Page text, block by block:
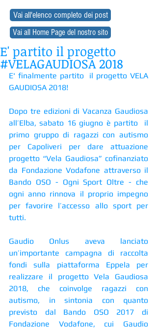
Vai all'elenco completo dei post
Vai all Home Page del nostro sito
E' partito il progetto
#VELAGAUDIOSA 2018
E' finalmente partito  il progetto VELA
GAUDIOSA 2018!
Dopo tre edizioni di Vacanza Gaudiosa
all’Elba, sabato 16 giugno è partito  il
primo gruppo di ragazzi con autismo
per Capoliveri per dare attuazione
progetto “Vela Gaudiosa” cofinanziato
da Fondazione Vodafone attraverso il
Bando OSO - Ogni Sport Oltre - che
ogni anno rinnova il proprio impegno
per favorire l’accesso allo sport per
tutti.
Gaudio Onlus aveva lanciato
un’importante campagna di raccolta
fondi sulla piattaforma Eppela per
realizzare il progetto Vela Gaudiosa
2018, che coinvolge ragazzi con
autismo, in sintonia con quanto
previsto dal Bando OSO 2017 di
Fondazione Vodafone, cui Gaudio